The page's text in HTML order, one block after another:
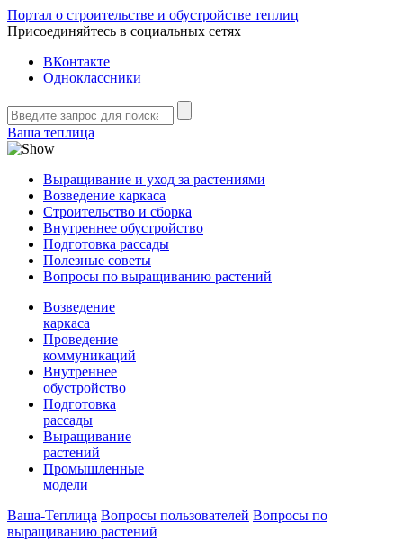
Портал о строительстве и обустройстве теплиц
Присоединяйтесь в социальных сетях
ВКонтакте
Одноклассники
Ваша теплица
Выращивание и уход за растениями
Возведение каркаса
Строительство и сборка
Внутреннее обустройство
Подготовка рассады
Полезные советы
Вопросы по выращиванию растений
Возведение
каркаса
Проведение
коммуникаций
Внутреннее
обустройство
Подготовка
рассады
Выращивание
растений
Промышленные
модели
Ваша-Теплица Вопросы пользователей Вопросы по
выращиванию растений